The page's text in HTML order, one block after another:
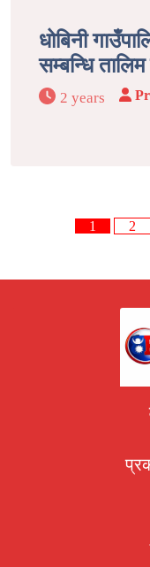
धोबिनी
सम्बन्धि
2 years
1 2